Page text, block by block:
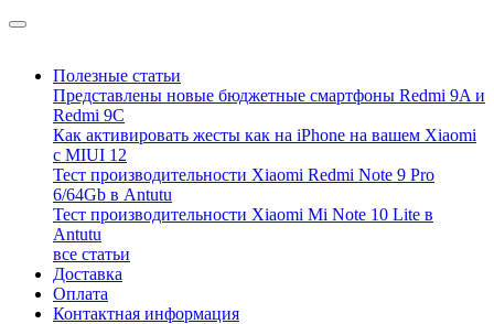
Полезные статьи
Представлены новые бюджетные смартфоны Redmi 9A и
Redmi 9C
Как активировать жесты как на iPhone на вашем Xiaomi
с MIUI 12
Тест производительности Xiaomi Redmi Note 9 Pro
6/64Gb в Antutu
Тест производительности Xiaomi Mi Note 10 Lite в
Antutu
все статьи
Доставка
Оплата
Контактная информация